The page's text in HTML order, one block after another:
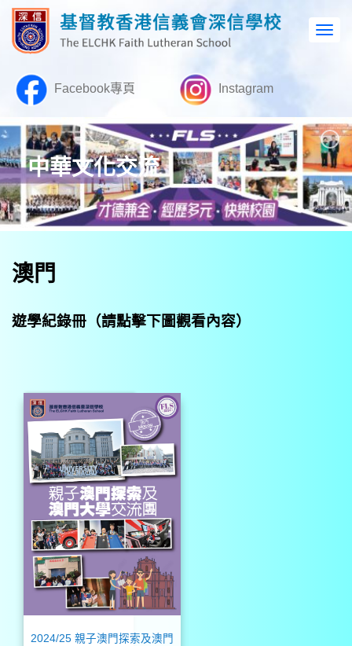
Facebook專頁 Instagram
中華文化交流
澳門
遊學紀錄冊（請點擊下圖觀看內容）
2024/25 親子澳門探索及澳門